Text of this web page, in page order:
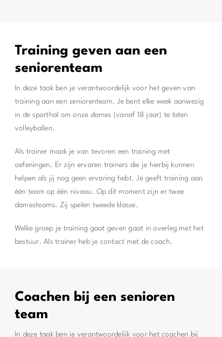
Training geven aan een
seniorenteam
In deze taak ben je verantwoordelijk voor het geven van
training aan een seniorenteam. Je bent elke week aanwezig
in de sporthal om onze dames (vanaf 18 jaar) te laten
volleyballen.
Als trainer maak je van tevoren een training met
oefeningen. Er zijn ervaren trainers die je hierbij kunnen
helpen als jij nog geen ervaring hebt. Je geeft training aan
één team op één niveau. Op dit moment zijn er twee
damesteams. Zij spelen tweede klasse.
Welke groep je training gaat geven gaat in overleg met het
bestuur. Als trainer heb je contact met de coach.
Coachen bij een senioren
team
In deze taak ben je verantwoordelijk voor het coachen bij